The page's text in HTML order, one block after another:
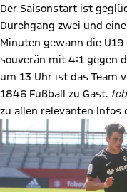
Der Saisonstart ist
Durchgang zwei und
Minuten gewann die U19
souverän mit 4:1 gegen
um 13 Uhr ist das Team
1846 Fußball zu Gast.
zu allen relevanten Infos